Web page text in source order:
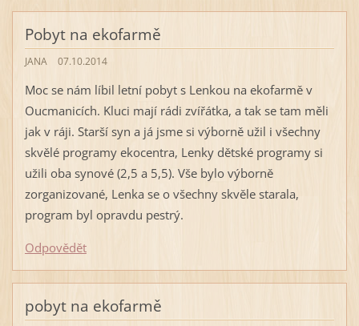
Pobyt na ekofarmě
JANA 07.10.2014
Moc se nám líbil letní pobyt s Lenkou na ekofarmě v
Oucmanicích. Kluci mají rádi zvířátka, a tak se tam měli
jak v ráji. Starší syn a já jsme si výborně užil i všechny
skvělé programy ekocentra, Lenky dětské programy si
užili oba synové (2,5 a 5,5). Vše bylo výborně
zorganizované, Lenka se o všechny skvěle starala,
program byl opravdu pestrý.
Odpovědět
pobyt na ekofarmě